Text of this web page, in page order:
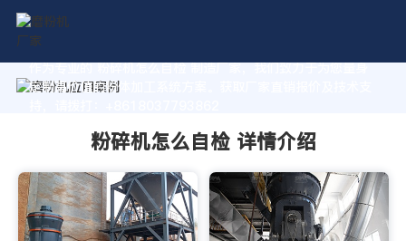
作为专业的 粉碎机怎么自检 制造厂家，我们致力于为您量身
定制高价值的粉体加工系统方案。获取厂家直销报价及技术支
粉碎机怎么自检 详情介绍